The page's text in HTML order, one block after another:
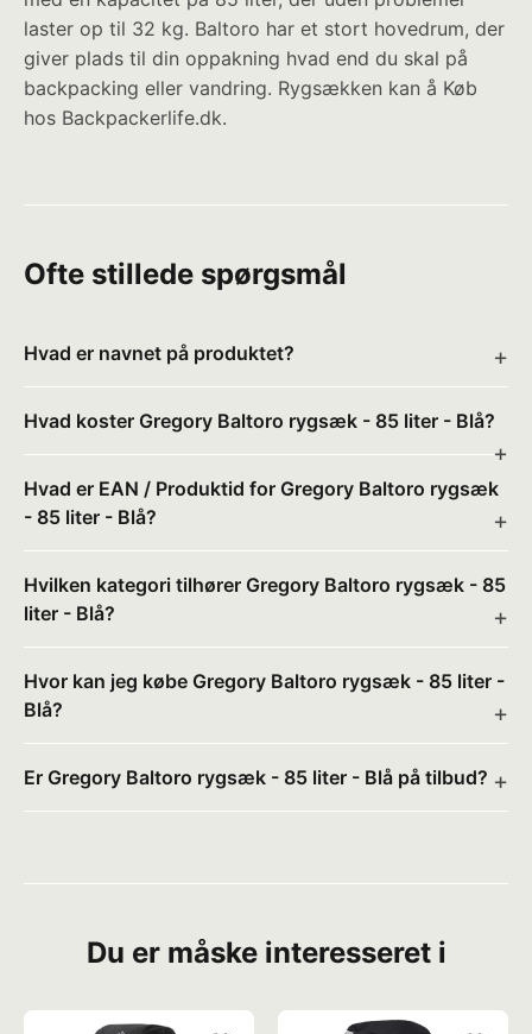
laster op til 32 kg. Baltoro har et stort hovedrum, der
giver plads til din oppakning hvad end du skal på
backpacking eller vandring. Rygsækken kan å Køb
hos Backpackerlife.dk.
Ofte stillede spørgsmål
Hvad er navnet på produktet?
Hvad koster Gregory Baltoro rygsæk - 85 liter - Blå?
Hvad er EAN / Produktid for Gregory Baltoro rygsæk
- 85 liter - Blå?
Hvilken kategori tilhører Gregory Baltoro rygsæk - 85
liter - Blå?
Hvor kan jeg købe Gregory Baltoro rygsæk - 85 liter -
Blå?
Er Gregory Baltoro rygsæk - 85 liter - Blå på tilbud?
Du er måske interesseret i